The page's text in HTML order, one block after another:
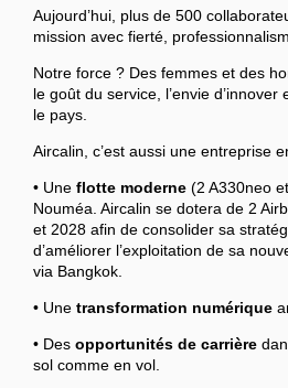
Aujourd’hui, plus de 500
mission avec fierté,
Notre force ? Des femmes et des
le goût du service, l’envie
le pays.
Aircalin, c’est aussi une entreprise
• Une flotte moderne (2 A330neo
Nouméa. Aircalin se dotera de 2
et 2028 afin de consolider sa
d’améliorer l’exploitation de sa
via Bangkok.
• Une transformation numérique
• Des opportunités de carrière
sol comme en vol.